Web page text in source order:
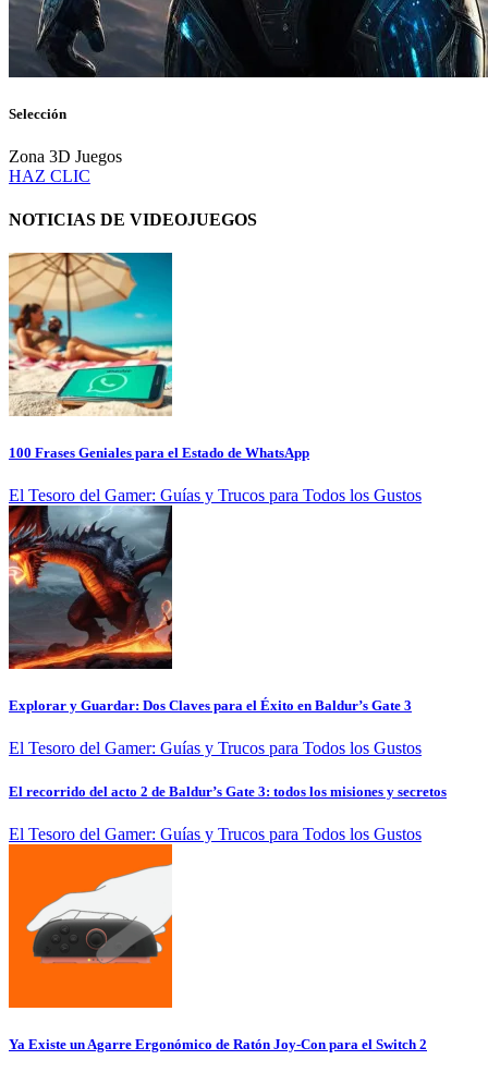
Selección
Zona 3D Juegos
HAZ CLIC
NOTICIAS DE VIDEOJUEGOS
100 Frases Geniales para el Estado de WhatsApp
El Tesoro del Gamer: Guías y Trucos para Todos los Gustos
Explorar y Guardar: Dos Claves para el Éxito en Baldur’s Gate 3
El Tesoro del Gamer: Guías y Trucos para Todos los Gustos
El recorrido del acto 2 de Baldur’s Gate 3: todos los misiones y secretos
El Tesoro del Gamer: Guías y Trucos para Todos los Gustos
Ya Existe un Agarre Ergonómico de Ratón Joy-Con para el Switch 2